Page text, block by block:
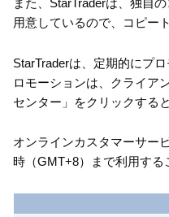
また、StarTraderは、独自
用意しているので、コピー
StarTraderは、定期的にプ
ロモーションは、クライア
センター」をクリックする
オンラインカスタマーサー
時（GMT+8）まで利用する